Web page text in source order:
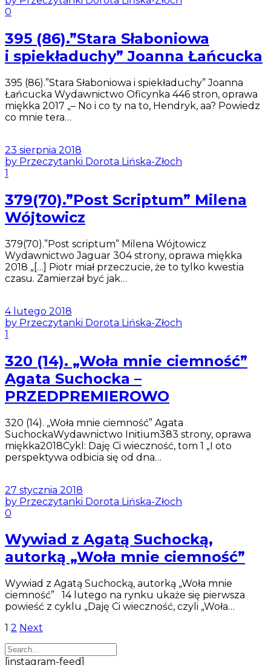
0
395 (86).”Stara Słaboniowa
i spiekładuchy” Joanna Łańcucka
395 (86).”Stara Słaboniowa i spiekładuchy” Joanna
Łańcucka Wydawnictwo Oficynka 446 stron, oprawa
miękka 2017 „– No i co ty na to, Hendryk, aa? Powiedz
co mnie tera…
23 sierpnia 2018
by Przeczytanki Dorota Lińska-Złoch
1
379(70).”Post Scriptum” Milena
Wójtowicz
379(70).”Post scriptum” Milena Wójtowicz
Wydawnictwo Jaguar 304 strony, oprawa miękka
2018 „[…] Piotr miał przeczucie, że to tylko kwestia
czasu. Zamierzał być jak…
4 lutego 2018
by Przeczytanki Dorota Lińska-Złoch
1
320 (14). „Woła mnie ciemność”
Agata Suchocka –
PRZEDPREMIEROWO
320 (14). „Woła mnie ciemność” Agata
SuchockaWydawnictwo Initium383 strony, oprawa
miękka2018Cykl: Daję Ci wieczność, tom 1 „I oto
perspektywa odbicia się od dna…
27 stycznia 2018
by Przeczytanki Dorota Lińska-Złoch
0
Wywiad z Agatą Suchocką,
autorką „Woła mnie ciemność”
Wywiad z Agatą Suchocką, autorką „Woła mnie
ciemność” 14 lutego na rynku ukaże się pierwsza
powieść z cyklu „Daję Ci wieczność, czyli „Woła…
Stronicowanie
wpisów
1 2 Next
[instagram-feed]